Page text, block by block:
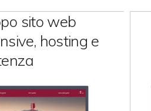
sito web
hosting e